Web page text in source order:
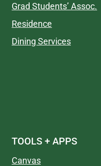
Grad Students’ Assoc.
Residence
Dining Services
TOOLS + APPS
Canvas